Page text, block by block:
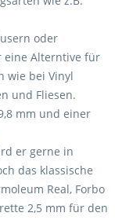
oder
eine Alterntive für
wie bei Vinyl
und Fliesen.
mm und einer
er gerne in
das klassische
Real, Forbo
2,5 mm für den